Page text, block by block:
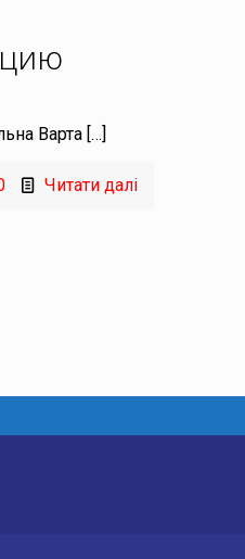
Варта […]
Читати далі